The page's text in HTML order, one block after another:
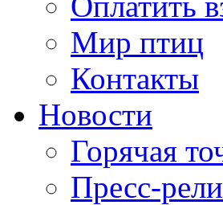
Мир птиц
Контакты
Новости
Горячая
Пресс-